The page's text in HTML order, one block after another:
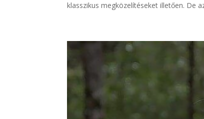
klasszikus megközelítéseket illetően. De